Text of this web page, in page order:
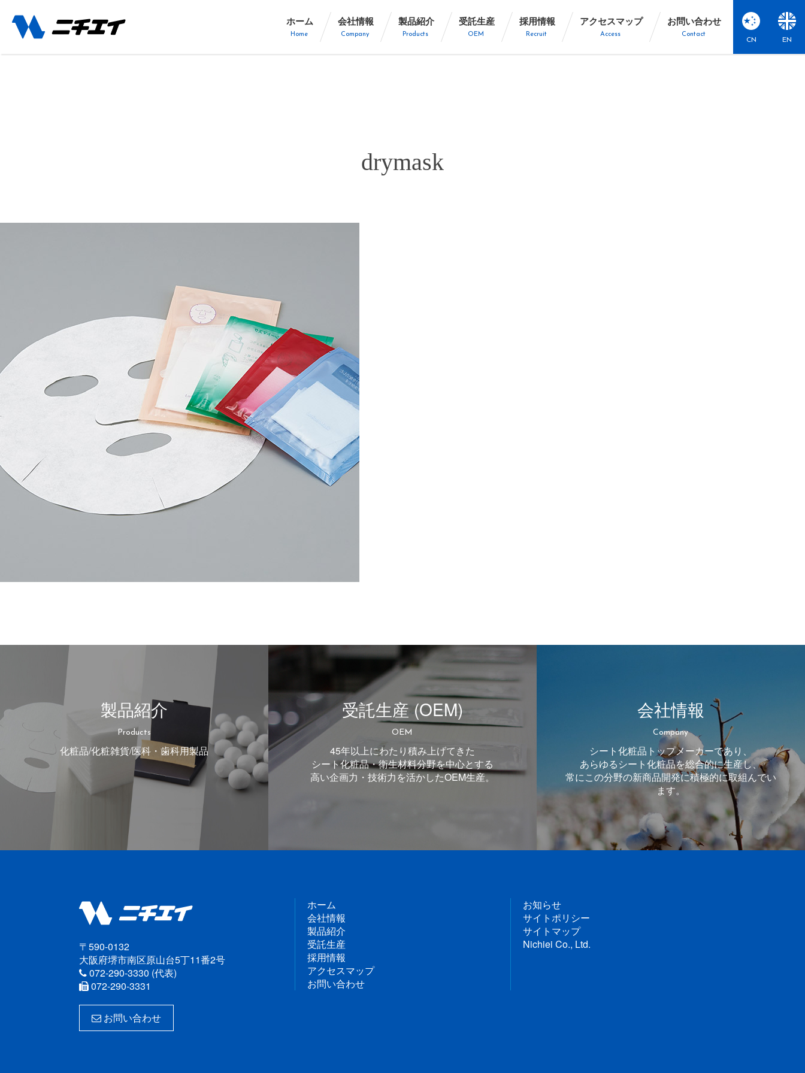
EN
CN
ホーム
Home
会社情報
Company
製品紹介
Products
受託生産
OEM
採用情報
Recruit
アクセスマップ
Access
お問い合わせ
Contact
drymask
製品紹介
Products
化粧品/化粧雑貨/医科・歯科用製品
受託生産 (OEM)
OEM
45年以上にわたり積み上げてきた
シート化粧品・衛生材料分野を中心とする
高い企画力・技術力を活かしたOEM生産。
会社情報
Company
シート化粧品トップメーカーであり、
あらゆるシート化粧品を総合的に生産し、
常にこの分野の新商品開発に積極的に取組んでい
ます。
〒590-0132
大阪府堺市南区原山台5丁11番2号
072-290-3330 (代表)
072-290-3331
お問い合わせ
ホーム
会社情報
製品紹介
受託生産
採用情報
アクセスマップ
お問い合わせ
お知らせ
サイトポリシー
サイトマップ
Nichiei Co., Ltd.